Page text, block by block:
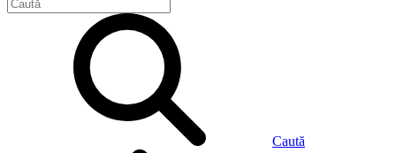
Caută